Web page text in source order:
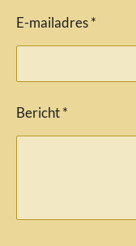
E-mailadres *
Bericht *